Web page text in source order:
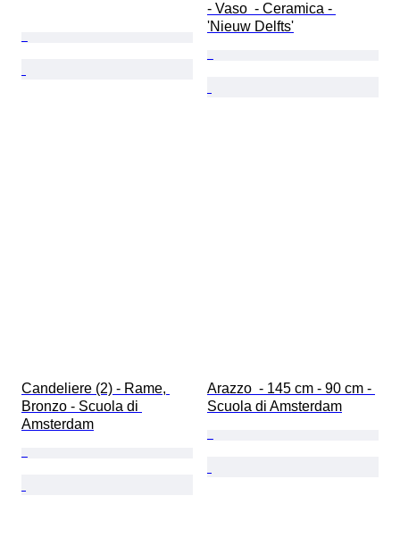
- Vaso  - Ceramica -
'Nieuw Delfts'
Candeliere (2) - Rame,
Bronzo - Scuola di
Amsterdam
Arazzo  - 145 cm - 90 cm -
Scuola di Amsterdam